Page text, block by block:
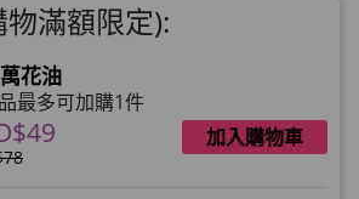
滿額限定):
花油
最多可加購1件
加入購物車